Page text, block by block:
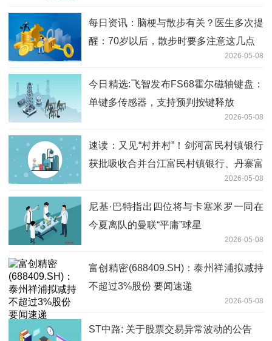
每日资讯：脑梗与散步有关？医生多次提
醒：70岁以后，散步时要多注意这几点
2026-05-08
今日精选:飞智发布FS68霍尔磁轴键盘：
单键多传感器，支持预判按键释放
2026-05-08
速读：又见“村并村”！剑河富民村镇银行
获批吸收合并台江富民村镇银行、丹寨富
2026-05-08
尼基·巴特指出四位将与卡塞米罗一同在
今夏离队的曼联“平庸”球星
2026-05-08
富创精密(688409.SH)：泰州祥浦拟减持
不超过3%股份 要闻速递
2026-05-08
ST中路: 关于股票交易异常波动的公告